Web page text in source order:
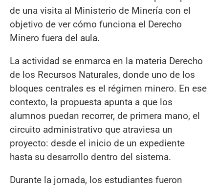
de una visita al Ministerio de Minería con el
objetivo de ver cómo funciona el Derecho
Minero fuera del aula.
La actividad se enmarca en la materia Derecho
de los Recursos Naturales, donde uno de los
bloques centrales es el régimen minero. En ese
contexto, la propuesta apunta a que los
alumnos puedan recorrer, de primera mano, el
circuito administrativo que atraviesa un
proyecto: desde el inicio de un expediente
hasta su desarrollo dentro del sistema.
Durante la jornada, los estudiantes fueron